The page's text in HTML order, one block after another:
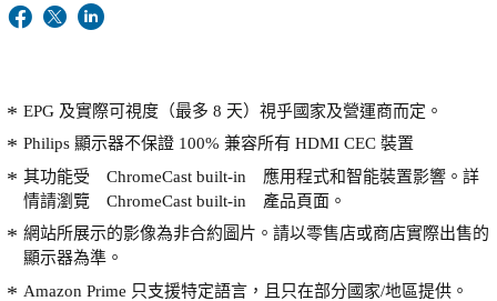
EPG 及實際可視度（最多 8 天）視乎國家及營運商而定。
Philips 顯示器不保證 100% 兼容所有 HDMI CEC 裝置
其功能受 ChromeCast built-in 應用程式和智能裝置影響。詳
情請瀏覽 ChromeCast built-in 產品頁面。
網站所展示的影像為非合約圖片。請以零售店或商店實際出售的
顯示器為準。
Amazon Prime 只支援特定語言，且只在部分國家/地區提供。